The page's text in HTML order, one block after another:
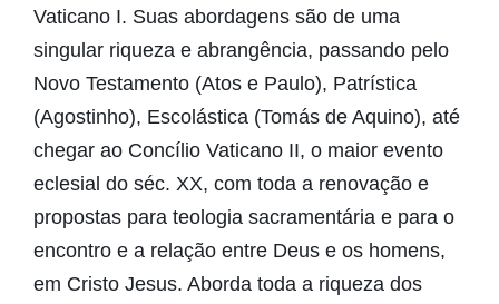
Vaticano I. Suas abordagens são de uma
singular riqueza e abrangência, passando pelo
Novo Testamento (Atos e Paulo), Patrística
(Agostinho), Escolástica (Tomás de Aquino), até
chegar ao Concílio Vaticano II, o maior evento
eclesial do séc. XX, com toda a renovação e
propostas para teologia sacramentária e para o
encontro e a relação entre Deus e os homens,
em Cristo Jesus. Aborda toda a riqueza dos